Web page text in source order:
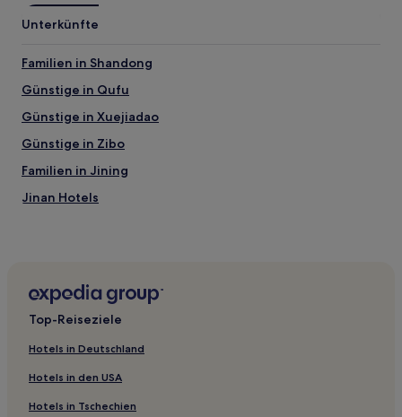
Unterkünfte
Familien in Shandong
Günstige in Qufu
Günstige in Xuejiadao
Günstige in Zibo
Familien in Jining
Jinan Hotels
Hotels nahe Han Luwang Mausoleum
Hotels nahe Yishui Unterirdische Flussfahrt
Hotels nahe Wolong-Quellen Park
Hotels nahe Einkaufszentrum Jiashike Huangdao
Guancheng Hotels
Top-Reiseziele
Hotels in Deutschland
Hotels in den USA
Hotels in Tschechien